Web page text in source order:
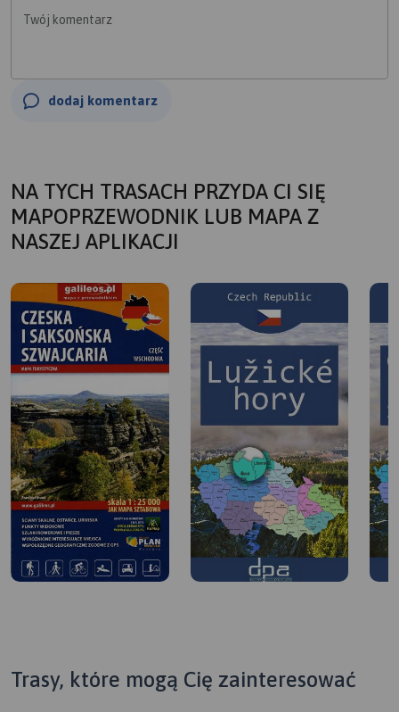
Twój komentarz
dodaj komentarz
NA TYCH TRASACH PRZYDA CI SIĘ
MAPOPRZEWODNIK LUB MAPA Z
NASZEJ APLIKACJI
Trasy, które mogą Cię zainteresować